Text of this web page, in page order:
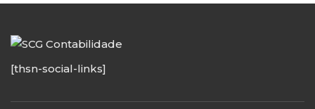
[thsn-social-links]